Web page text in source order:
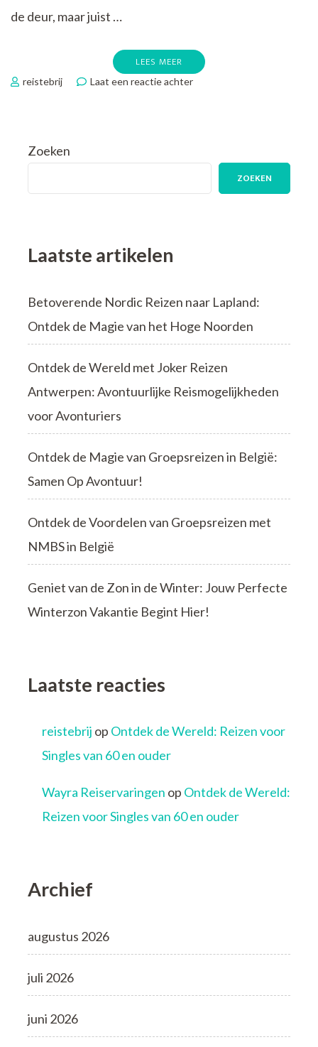
de deur, maar juist …
LEES MEER
reistebrij Laat een reactie achterop
het
Seizoen
Zoeken
ZOEKEN
Laatste artikelen
Betoverende Nordic Reizen naar Lapland:
Ontdek de Magie van het Hoge Noorden
Ontdek de Wereld met Joker Reizen
Antwerpen: Avontuurlijke Reismogelijkheden
voor Avonturiers
Ontdek de Magie van Groepsreizen in België:
Samen Op Avontuur!
Ontdek de Voordelen van Groepsreizen met
NMBS in België
Geniet van de Zon in de Winter: Jouw Perfecte
Winterzon Vakantie Begint Hier!
Laatste reacties
reistebrij op Ontdek de Wereld: Reizen voor
Singles van 60 en ouder
Wayra Reiservaringen op Ontdek de Wereld:
Reizen voor Singles van 60 en ouder
Archief
augustus 2026
juli 2026
juni 2026